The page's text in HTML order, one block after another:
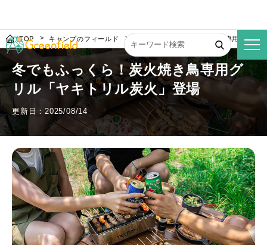
TOP キャンプのフィールド 冬でもふっくら！炭火焼き鳥専用グリル
冬でもふっくら！炭火焼き鳥専用グ
リル「ヤキトリル炭火」登場
更新日：2025/08/14